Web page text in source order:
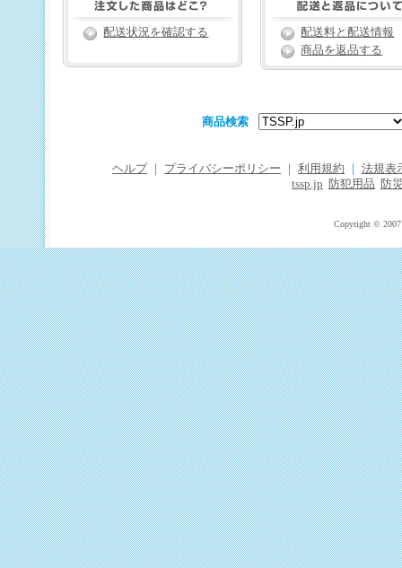
配送状況を確認する
配送料と配送情報
商品を返品する
商品検索
ヘルプ プライバシーポリシー 利用規約
法規表
tssp.jp
防犯用品 防
Copyright © 2007